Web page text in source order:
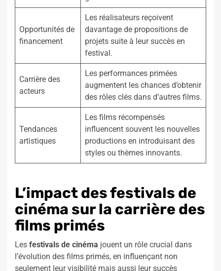
Opportunités de
financement
Les réalisateurs reçoivent
davantage de propositions de
projets suite à leur succès en
festival.
Carrière des
acteurs
Les performances primées
augmentent les chances d’obtenir
des rôles clés dans d’autres films.
Tendances
artistiques
Les films récompensés
influencent souvent les nouvelles
productions en introduisant des
styles ou thèmes innovants.
L’impact des festivals de
cinéma sur la carrière des
films primés
Les festivals de cinéma jouent un rôle crucial dans
l’évolution des films primés, en influençant non
seulement leur visibilité mais aussi leur succès